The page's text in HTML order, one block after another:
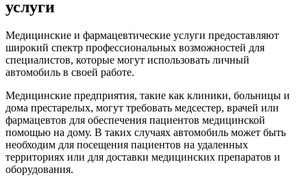
услуги
Медицинские и фармацевтические услуги предоставляют
широкий спектр профессиональных возможностей для
специалистов, которые могут использовать личный
автомобиль в своей работе.
Медицинские предприятия, такие как клиники, больницы и
дома престарелых, могут требовать медсестер, врачей или
фармацевтов для обеспечения пациентов медицинской
помощью на дому. В таких случаях автомобиль может быть
необходим для посещения пациентов на удаленных
территориях или для доставки медицинских препаратов и
оборудования.